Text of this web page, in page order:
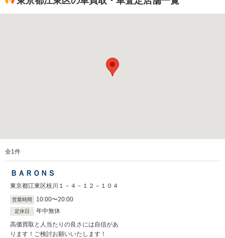
全1件
ＢＡＲＯＮＳ
東京都江東区枝川１－４－１２－１０４
営業時間 10:00〜20:00
定休日
年中無休
高価買取と人当たりの良さには自信があ
ります！ご検討お願いいたします！